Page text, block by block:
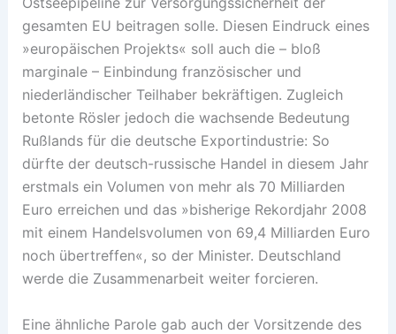
gesamten EU beitragen solle. Diesen Eindruck eines
»europäischen Projekts« soll auch die – bloß
marginale – Einbindung französischer und
niederländischer Teilhaber bekräftigen. Zugleich
betonte Rösler jedoch die wachsende Bedeutung
Rußlands für die deutsche Exportindustrie: So
dürfte der deutsch-russische Handel in diesem Jahr
erstmals ein Volumen von mehr als 70 Milliarden
Euro erreichen und das »bisherige Rekordjahr 2008
mit einem Handelsvolumen von 69,4 Milliarden Euro
noch übertreffen«, so der Minister. Deutschland
werde die Zusammenarbeit weiter forcieren.
Eine ähnliche Parole gab auch der Vorsitzende des